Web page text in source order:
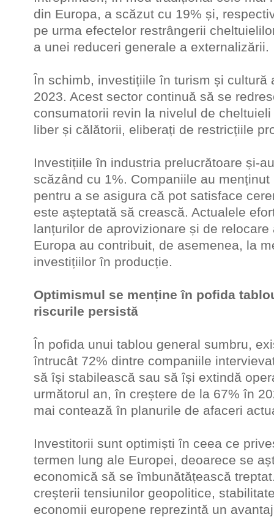
din Europa, a scăzut cu 19% și,
pe urma efectelor restrângerii
a unei reduceri generale a externalizării.
În schimb, investițiile în turism și cultură
2023. Acest sector continuă să se
consumatorii revin la nivelul de
liber și călătorii, eliberați de restricțiile
Investițiile în industria prelucrătoare și-
scăzând cu 1%. Companiile au
pentru a se asigura că pot satisface
este așteptată să crească. Actualele
lanțurilor de aprovizionare și de
Europa au contribuit, de asemenea, la
investițiilor în producție.
Optimismul se menține în pofida
riscurile persistă
În pofida unui tablou general sumbru,
întrucât 72% dintre companiile
să își stabilească sau să își extindă
următorul an, în creștere de la 67% în
mai contează în planurile de afaceri
Investitorii sunt optimiști în ceea ce
termen lung ale Europei, deoarece se
economică să se îmbunătățească
creșterii tensiunilor geopolitice,
economii europene reprezintă un